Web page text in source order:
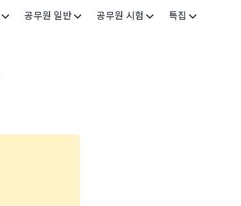
공무원 일반 공무원 시험 특집